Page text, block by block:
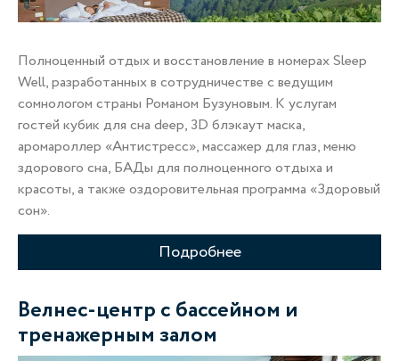
Полноценный отдых и восстановление в номерах Sleep
Well, разработанных в сотрудничестве с ведущим
сомнологом страны Романом Бузуновым. К услугам
гостей кубик для сна deep, 3D блэкаут маска,
аромароллер «Антистресс», массажер для глаз, меню
здорового сна, БАДы для полноценного отдыха и
красоты, а также оздоровительная программа «Здоровый
сон».
Подробнее
Велнес-центр с бассейном и
тренажерным залом